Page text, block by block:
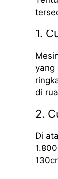
1.
yang
di
2.
Di